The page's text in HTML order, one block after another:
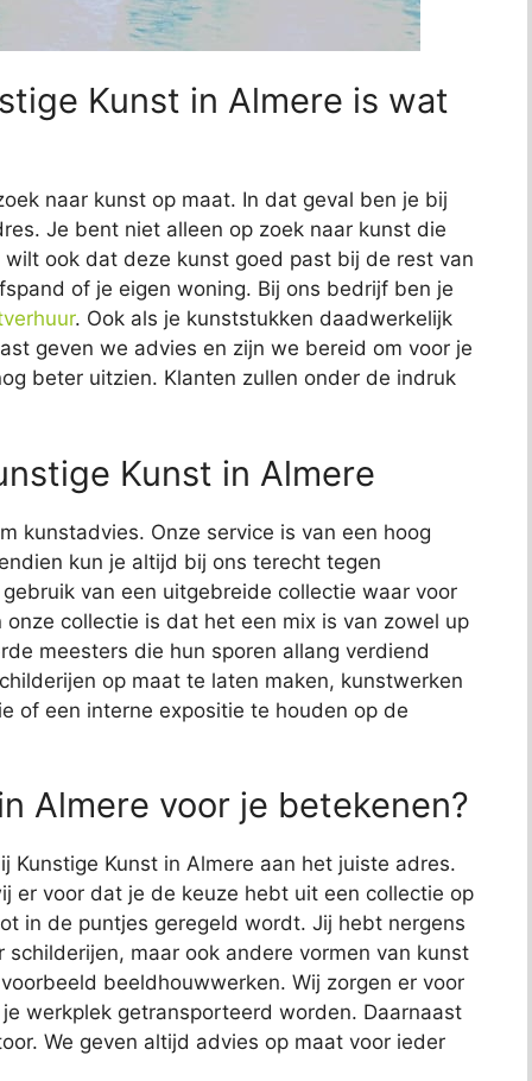
Kunst in Almere is wat
naar kunst op maat. In dat geval ben je bij
Je bent niet alleen op zoek naar kunst die
ook dat deze kunst goed past bij de rest van
of je eigen woning. Bij ons bedrijf ben je
. Ook als je kunststukken daadwerkelijk
geven we advies en zijn we bereid om voor je
beter uitzien. Klanten zullen onder de indruk
Kunst in Almere
kunstadvies. Onze service is van een hoog
kun je altijd bij ons terecht tegen
van een uitgebreide collectie waar voor
collectie is dat het een mix is van zowel up
meesters die hun sporen allang verdiend
op maat te laten maken, kunstwerken
of een interne expositie te houden op de
Almere voor je betekenen?
Kunst in Almere aan het juiste adres.
er voor dat je de keuze hebt uit een collectie op
in de puntjes geregeld wordt. Jij hebt nergens
maar ook andere vormen van kunst
beeldhouwwerken. Wij zorgen er voor
werkplek getransporteerd worden. Daarnaast
We geven altijd advies op maat voor ieder